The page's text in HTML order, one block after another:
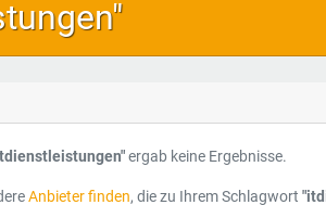
ergab keine Ergebnisse.
Anbieter finden, die zu Ihrem Schlagwort